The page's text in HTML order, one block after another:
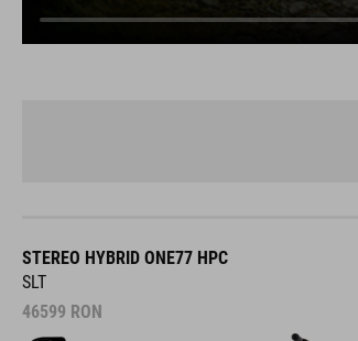
STEREO HYBRID ONE77 HPC
SLT
46599 RON